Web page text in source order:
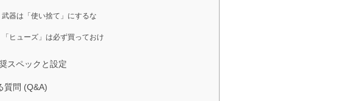
器は「使い捨て」にするな
ヒューズ」は必ず買っておけ
スペックと設定
質問 (Q&A)